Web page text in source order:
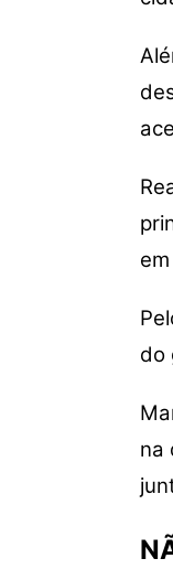
do
na